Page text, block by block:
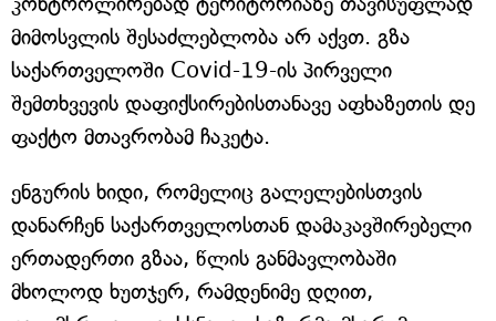
მიმოსვლის შესაძლებლობა არ აქვთ. გზა
საქართველოში Covid-19-ის პირველი
შემთხვევის დაფიქსირებისთანავე აფხაზეთის დე
ფაქტო მთავრობამ ჩაკეტა.
ენგურის ხიდი, რომელიც გალელებისთვის
დანარჩენ საქართველოსთან დამაკავშირებელი
ერთადერთი გზაა, წლის განმავლობაში
მხოლოდ ხუთჯერ, რამდენიმე დღით,